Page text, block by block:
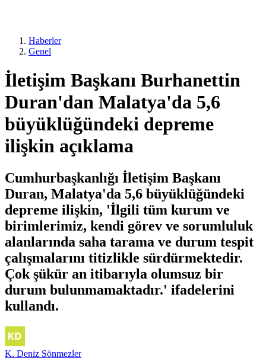
Haberler
Genel
İletişim Başkanı Burhanettin
Duran'dan Malatya'da 5,6
büyüklüğündeki depreme
ilişkin açıklama
Cumhurbaşkanlığı İletişim Başkanı
Duran, Malatya'da 5,6 büyüklüğündeki
depreme ilişkin, 'İlgili tüm kurum ve
birimlerimiz, kendi görev ve sorumluluk
alanlarında saha tarama ve durum tespit
çalışmalarını titizlikle sürdürmektedir.
Çok şükür an itibarıyla olumsuz bir
durum bulunmamaktadır.' ifadelerini
kullandı.
K. Deniz Sönmezler